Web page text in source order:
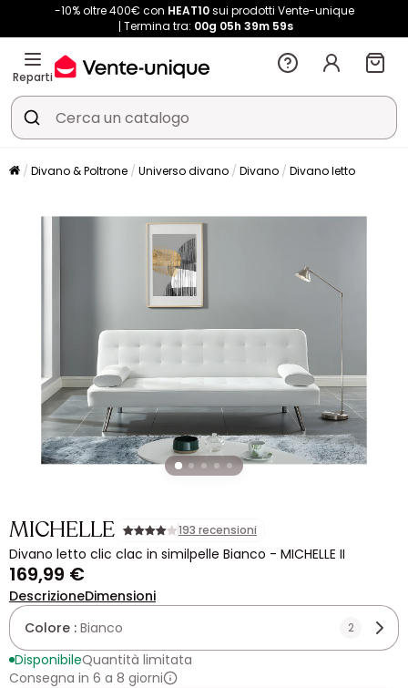
-10% oltre 400€ con HEAT10sui prodotti Vente-unique
Termina tra: 00g 05h 39m 58s
Reparti
Divano & Poltrone Universo divano Divano Divano letto
MICHELLE 193 recensioni
Divano letto clic clac in similpelle Bianco - MICHELLE II
169,99 €
DescrizioneDimensioni
Colore : Bianco 2
DisponibileQuantità limitata
Consegna in 6 a 8 giorni